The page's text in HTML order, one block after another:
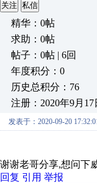
关注 私信
精华：0帖
求助：0帖
帖子：0帖 | 6回
年度积分：0
历史总积分：76
注册：2020年9月17
发表于：2020-09-20
谢谢老哥分享,想问下
回复 引用 举报